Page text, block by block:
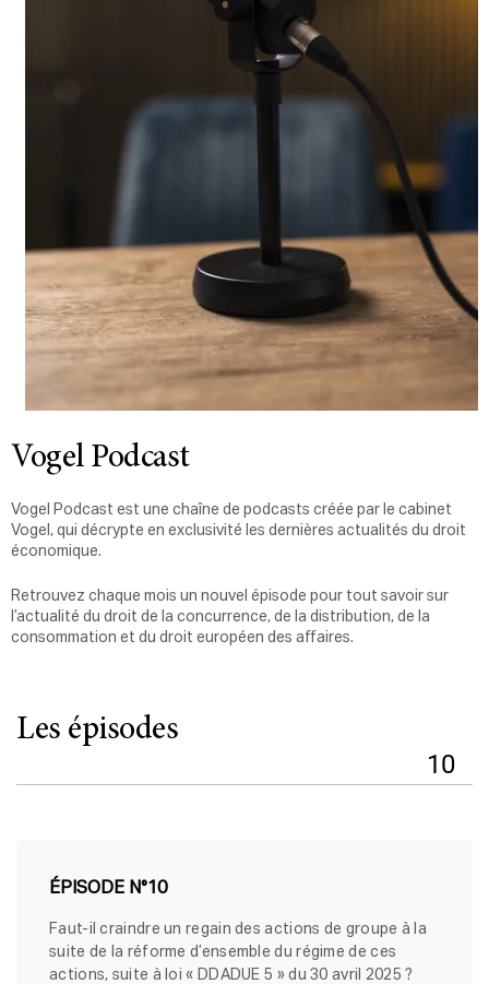
Vogel Podcast
Vogel Podcast est une chaîne de podcasts créée par le cabinet
Vogel, qui décrypte en exclusivité les dernières actualités du droit
économique.
Retrouvez chaque mois un nouvel épisode pour tout savoir sur
l’actualité du droit de la concurrence, de la distribution, de la
consommation et du droit européen des affaires.
Les épisodes
10
ÉPISODE N°10
Faut-il craindre un regain des actions de groupe à la
suite de la réforme d’ensemble du régime de ces
actions, suite à loi « DDADUE 5 » du 30 avril 2025 ?